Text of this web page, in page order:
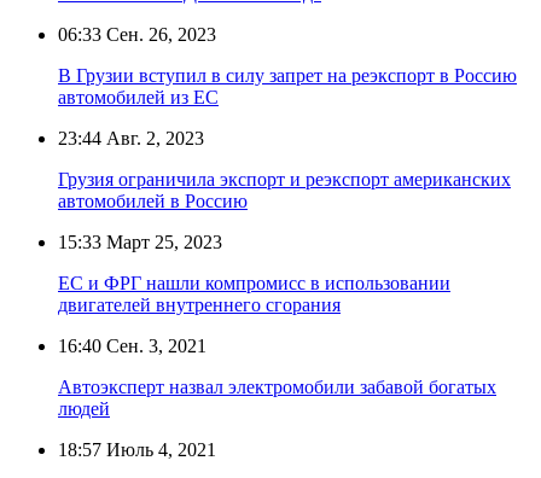
06:33 Сен. 26, 2023
В Грузии вступил в силу запрет на реэкспорт в Россию
автомобилей из ЕС
23:44 Авг. 2, 2023
Грузия ограничила экспорт и реэкспорт американских
автомобилей в Россию
15:33 Март 25, 2023
ЕС и ФРГ нашли компромисс в использовании
двигателей внутреннего сгорания
16:40 Сен. 3, 2021
Автоэксперт назвал электромобили забавой богатых
людей
18:57 Июль 4, 2021